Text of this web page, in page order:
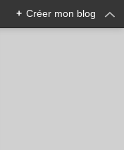
+ Créer mon blog